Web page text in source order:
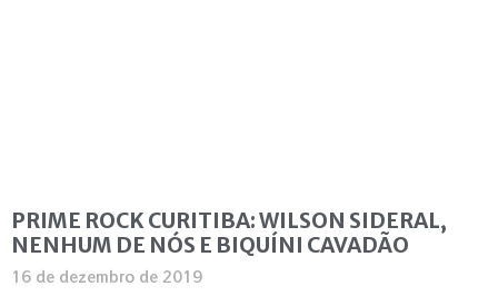
PRIME ROCK CURITIBA: WILSON SIDERAL,
NENHUM DE NÓS E BIQUÍNI CAVADÃO
16 de dezembro de 2019